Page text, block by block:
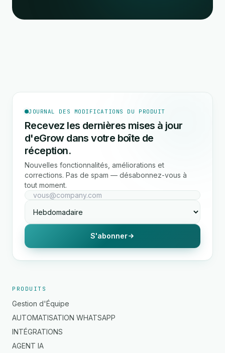
JOURNAL DES MODIFICATIONS DU PRODUIT
Recevez les dernières mises à jour
d'eGrow dans votre boîte de
réception.
Nouvelles fonctionnalités, améliorations et
corrections. Pas de spam — désabonnez-vous à
tout moment.
S'abonner
PRODUITS
Gestion d'Équipe
AUTOMATISATION WHATSAPP
INTÉGRATIONS
AGENT IA